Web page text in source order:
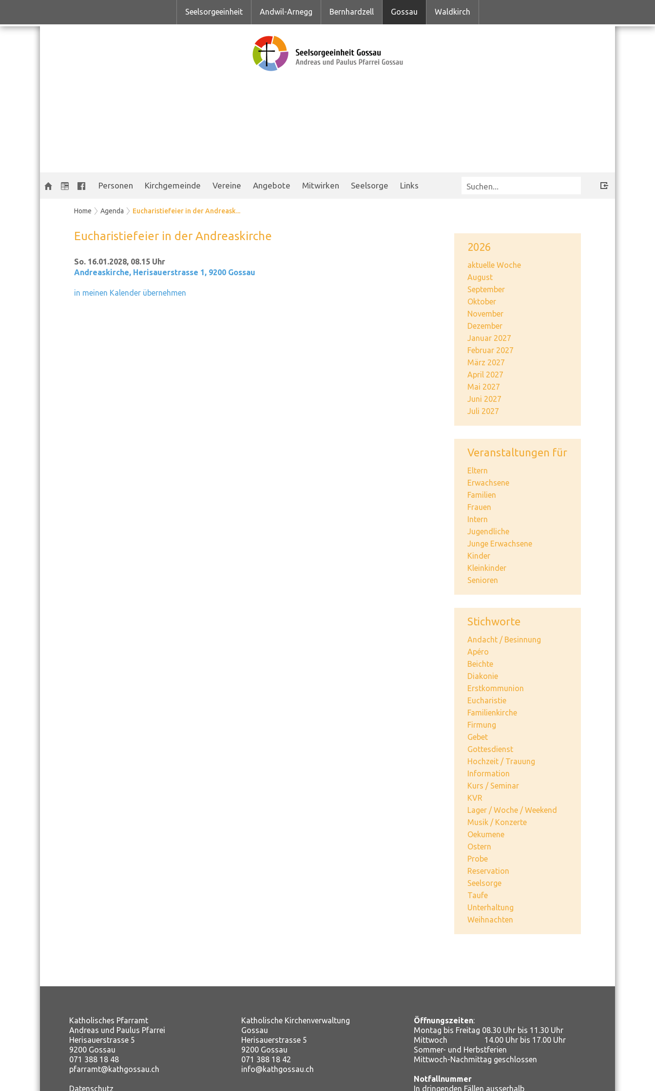
Seelsorgeeinheit Andwil-Arnegg Bernhardzell Gossau Waldkirch
Personen Kirchgemeinde Vereine Angebote Mitwirken Seelsorge Links
Home Agenda Eucharistiefeier in der Andreask...
2026
aktuelle Woche
August
September
Oktober
November
Dezember
Januar 2027
Februar 2027
März 2027
April 2027
Mai 2027
Juni 2027
Juli 2027
Veranstaltungen für
Eltern
Erwachsene
Familien
Frauen
Intern
Jugendliche
Junge Erwachsene
Kinder
Kleinkinder
Senioren
Stichworte
Andacht / Besinnung
Apéro
Beichte
Diakonie
Erstkommunion
Eucharistie
Familienkirche
Firmung
Gebet
Gottesdienst
Hochzeit / Trauung
Information
Kurs / Seminar
KVR
Lager / Woche / Weekend
Musik / Konzerte
Oekumene
Ostern
Probe
Reservation
Seelsorge
Taufe
Unterhaltung
Weihnachten
Eucharistiefeier in der Andreaskirche
So. 16.01.2028, 08.15 Uhr
Andreaskirche, Herisauerstrasse 1, 9200 Gossau
in meinen Kalender übernehmen
Katholisches Pfarramt
Andreas und Paulus Pfarrei
Herisauerstrasse 5
9200 Gossau
071 388 18 48
pfarramt@kathgossau.ch
Datenschutz
Katholische Kirchenverwaltung
Gossau
Herisauerstrasse 5
9200 Gossau
071 388 18 42
info@kathgossau.ch
Öffnungszeiten:
Montag bis Freitag 08.30 Uhr bis 11.30 Uhr
Mittwoch 14.00 Uhr bis 17.00 Uhr
Sommer- und Herbstferien
Mittwoch-Nachmittag geschlossen
Notfallnummer
In dringenden Fällen ausserhalb